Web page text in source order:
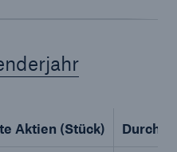
Aktien (Stück)
insurance